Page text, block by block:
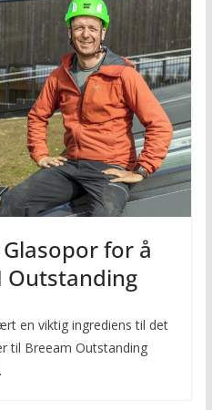
for å
Outstanding
en viktig ingrediens til det
til Breeam Outstanding